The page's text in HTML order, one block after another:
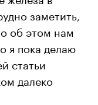
заметить,
об этом нам
я пока делаю
статьи
далеко